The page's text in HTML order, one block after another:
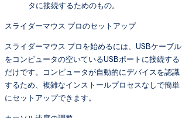
タに接続するためのもの。
スライダーマウス プロのセットアップ
スライダーマウス プロを始めるには、USBケーブル
をコンピュータの空いているUSBポートに接続する
だけです。コンピュータが自動的にデバイスを認識
するため、複雑なインストールプロセスなしで簡単
にセットアップできます。